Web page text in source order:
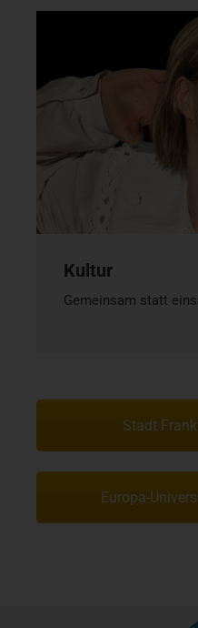
Kultur
Gemeinsam statt
Stadt
Europa-